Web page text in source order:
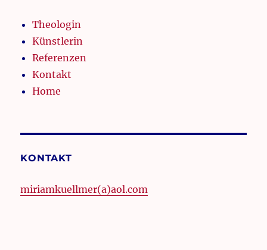
Theologin
Künstlerin
Referenzen
Kontakt
Home
KONTAKT
miriamkuellmer(a)aol.com